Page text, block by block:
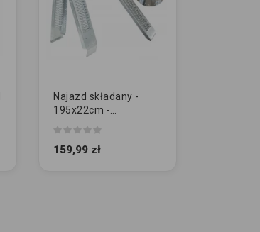
Najazd składany -
195x22cm -
159,99 zł